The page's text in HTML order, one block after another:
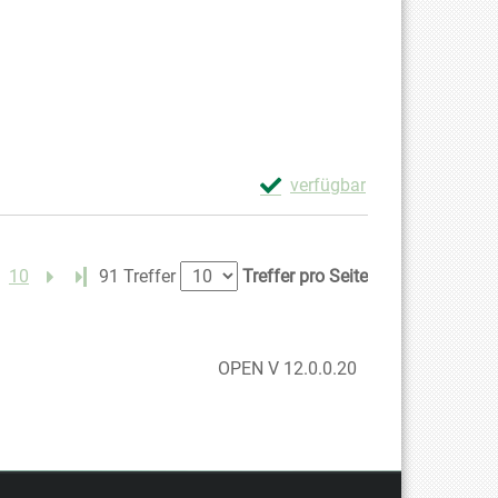
verfügbar
Exemplar-Details von Die
Zum Download von externem
10 Letzte Seite
91 Treffer
Treffer pro Seite
OPEN V 12.0.0.20